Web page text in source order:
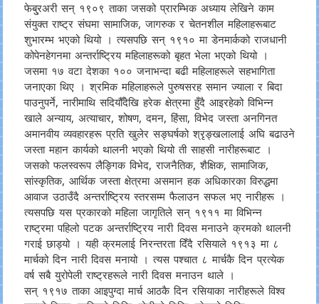
फेबु्रअरी सन् १९०९ ताका जसको प्रारम्भिक अध्याय लेखिने काम
संयुक्त राष्ट्र संघमा सामाजिक, जागरुक र चेतनशील महिलाहरूबाट
शुभारम्भ भएको थियो । त्यसपछि सन् १९१० मा डेनमार्कको राजधानी
कोपेनहेगनमा अन्तर्राष्ट्रिय महिलाहरूको बृहत भेला भएको थियो ।
जसमा १७ वटा देशका १०० जनाभन्दा बढी महिलाहरूले सहभागिता
जनाएका थिए । श्रमिक महिलाहरूले पुरुषसरह समान ज्याला र बिदा
पाउनुपर्ने, नारीमाथि सदियौँदेखि हरेक क्षेत्रमा हुँदै आइरहेको विभिन्न
खाले अन्याय, अत्याचार, शोषण, दमन, हिंसा, विभेद जस्ता अनगिनत
अमानवीय व्यवहारहरू प्रति खुलेर सङ्घर्षको श्रृङ्खलालाई अघि बढाउने
जस्ता महान कार्यको थालनी भएको थियो ती साहसी नारीहरूबाट ।
जसको फलस्वरूप लैङ्गिक विभेद, राजनैतिक, शैक्षिक, सामाजिक,
सांस्कृतिक, आर्थिक जस्ता क्षेत्रमा असमान हक अधिकारका विरुद्धमा
आवाज उठाउँदै अन्तर्राष्ट्रिय स्तरसम्म फैलाउन सफल भए नारीहरू ।
त्यसपछि यस प्रकारको महिला जागृतिले सन् १९११ मा विभिन्न
राष्ट्रमा पहिलो पटक अन्तर्राष्ट्रिय नारी दिवस मनाउने क्रमको थालनी
गराई छाड्यो । यही क्रमलाई निरन्तरता दिँदै रसियाले १९१३ मा ८
मार्चको दिन नारी दिवस मनायो । त्यस पश्चात ८ मार्चकै दिन प्रत्येक
वर्ष सबै युरोपेली राष्ट्रहरूले नारी दिवस मनाउन थाले ।
सन् १९१७ ताका आइपुग्दा मार्च आठकै दिन रसियाका नारीहरूले विश्व